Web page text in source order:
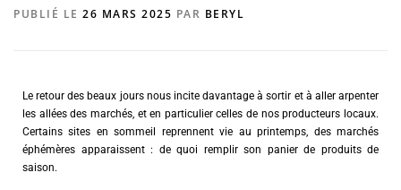
PUBLIÉ LE 26 MARS 2025 PAR BERYL
Le retour des beaux jours nous incite davantage à sortir et à aller arpenter
les allées des marchés, et en particulier celles de nos producteurs locaux.
Certains sites en sommeil reprennent vie au printemps, des marchés
éphémères apparaissent : de quoi remplir son panier de produits de
saison.